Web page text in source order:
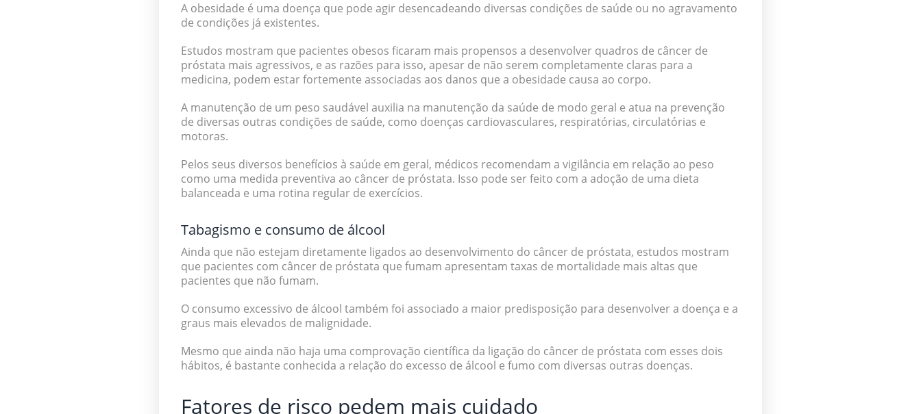
A obesidade é uma doença que pode agir desencadeando diversas condições de saúde ou no agravamento
de condições já existentes.
Estudos mostram que pacientes obesos ficaram mais propensos a desenvolver quadros de câncer de
próstata mais agressivos, e as razões para isso, apesar de não serem completamente claras para a
medicina, podem estar fortemente associadas aos danos que a obesidade causa ao corpo.
A manutenção de um peso saudável auxilia na manutenção da saúde de modo geral e atua na prevenção
de diversas outras condições de saúde, como doenças cardiovasculares, respiratórias, circulatórias e
motoras.
Pelos seus diversos benefícios à saúde em geral, médicos recomendam a vigilância em relação ao peso
como uma medida preventiva ao câncer de próstata. Isso pode ser feito com a adoção de uma dieta
balanceada e uma rotina regular de exercícios.
Tabagismo e consumo de álcool
Ainda que não estejam diretamente ligados ao desenvolvimento do câncer de próstata, estudos mostram
que pacientes com câncer de próstata que fumam apresentam taxas de mortalidade mais altas que
pacientes que não fumam.
O consumo excessivo de álcool também foi associado a maior predisposição para desenvolver a doença e a
graus mais elevados de malignidade.
Mesmo que ainda não haja uma comprovação científica da ligação do câncer de próstata com esses dois
hábitos, é bastante conhecida a relação do excesso de álcool e fumo com diversas outras doenças.
Fatores de risco pedem mais cuidado